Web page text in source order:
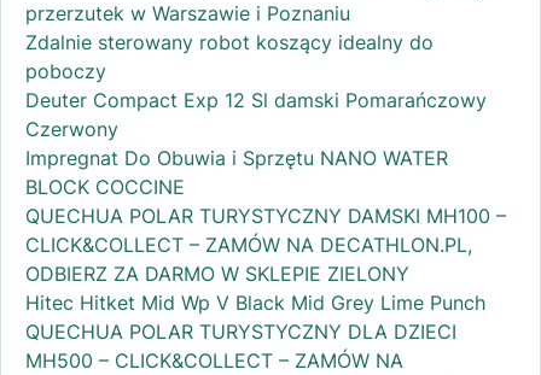
przerzutek w Warszawie i Poznaniu
Zdalnie sterowany robot koszący idealny do
poboczy
Deuter Compact Exp 12 Sl damski Pomarańczowy
Czerwony
Impregnat Do Obuwia i Sprzętu NANO WATER
BLOCK COCCINE
QUECHUA POLAR TURYSTYCZNY DAMSKI MH100 –
CLICK&COLLECT – ZAMÓW NA DECATHLON.PL,
ODBIERZ ZA DARMO W SKLEPIE ZIELONY
Hitec Hitket Mid Wp V Black Mid Grey Lime Punch
QUECHUA POLAR TURYSTYCZNY DLA DZIECI
MH500 – CLICK&COLLECT – ZAMÓW NA